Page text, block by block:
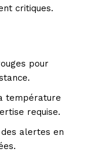
critiques.
pour
température
requise.
alertes en